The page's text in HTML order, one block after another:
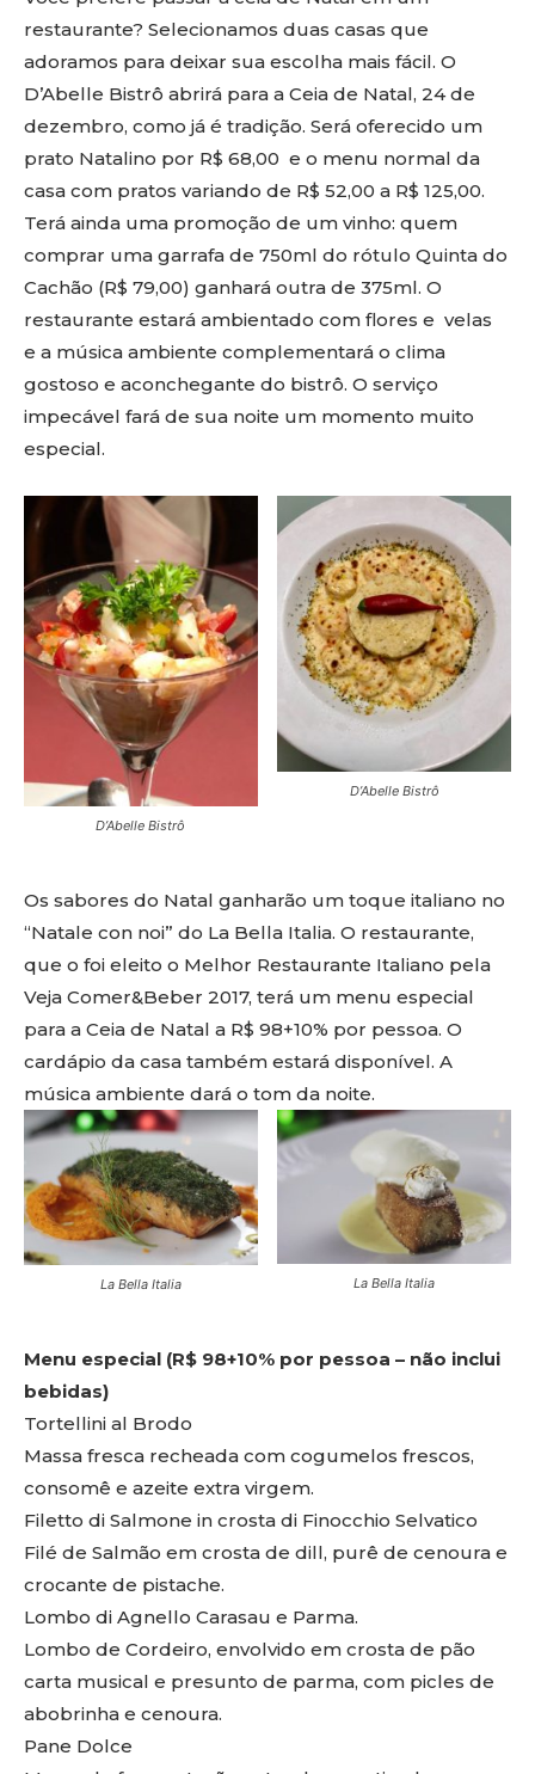
restaurante? Selecionamos duas casas que
adoramos para deixar sua escolha mais fácil. O
D’Abelle Bistrô abrirá para a Ceia de Natal, 24 de
dezembro, como já é tradição. Será oferecido um
prato Natalino por R$ 68,00 e o menu normal da
casa com pratos variando de R$ 52,00 a R$ 125,00.
Terá ainda uma promoção de um vinho: quem
comprar uma garrafa de 750ml do rótulo Quinta do
Cachão (R$ 79,00) ganhará outra de 375ml. O
restaurante estará ambientado com flores e velas
e a música ambiente complementará o clima
gostoso e aconchegante do bistrô. O serviço
impecável fará de sua noite um momento muito
especial.
D’Abelle Bistrô
D’Abelle Bistrô
Os sabores do Natal ganharão um toque italiano no
“Natale con noi” do La Bella Italia. O restaurante,
que o foi eleito o Melhor Restaurante Italiano pela
Veja Comer&Beber 2017, terá um menu especial
para a Ceia de Natal a R$ 98+10% por pessoa. O
cardápio da casa também estará disponível. A
música ambiente dará o tom da noite.
La Bella Italia La Bella Italia
Menu especial (R$ 98+10% por pessoa – não inclui
bebidas)
Tortellini al Brodo
Massa fresca recheada com cogumelos frescos,
consomê e azeite extra virgem.
Filetto di Salmone in crosta di Finocchio Selvatico
Filé de Salmão em crosta de dill, purê de cenoura e
crocante de pistache.
Lombo di Agnello Carasau e Parma.
Lombo de Cordeiro, envolvido em crosta de pão
carta musical e presunto de parma, com picles de
abobrinha e cenoura.
Pane Dolce